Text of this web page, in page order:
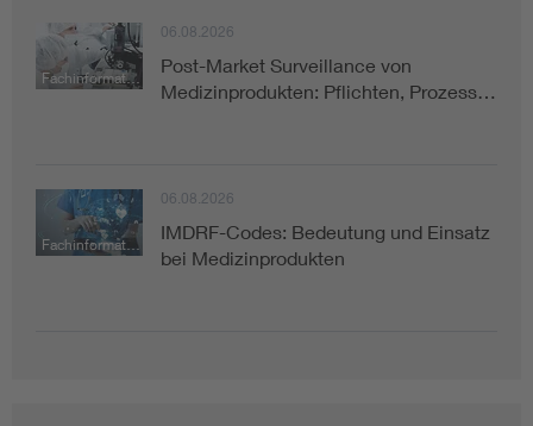
Fachinformation
06.08.2026
Post-Market Surveillance von
Medizinprodukten: Pflichten, Prozess…
Fachinformation
06.08.2026
IMDRF-Codes: Bedeutung und Einsatz
bei Medizinprodukten